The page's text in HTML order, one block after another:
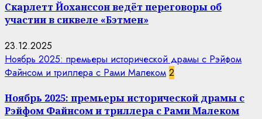
Скарлетт Йоханссон ведёт переговоры об
участии в сиквеле «Бэтмен»
23.12.2025
Ноябрь 2025: премьеры исторической драмы с Рэйфом
Файнсом и триллера с Рами Малеком 2
Ноябрь 2025: премьеры исторической драмы с
Рэйфом Файнсом и триллера с Рами Малеком